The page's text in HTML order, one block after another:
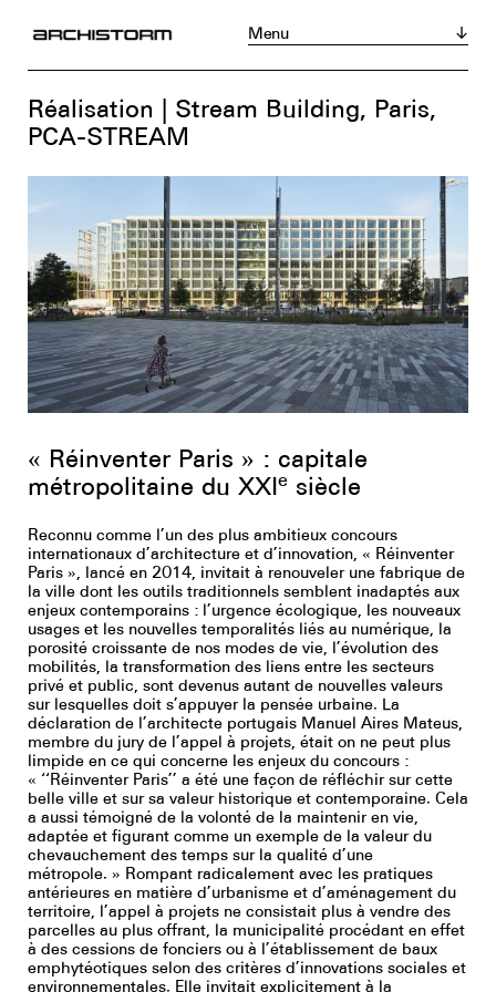
Menu
Actualités
Réalisations
Tribunes
Chroniques
Produits
Zoom sur...
Instagram LinkedIn
Youtube
Réalisation | Stream Building, Paris,
PCA-STREAM
« Réinventer Paris » : capitale
métropolitaine du XXIe siècle
Reconnu comme l’un des plus ambitieux concours
internationaux d’architecture et d’innovation, « Réinventer
Paris », lancé en 2014, invitait à renouveler une fabrique de
la ville dont les outils traditionnels semblent inadaptés aux
enjeux contemporains : l’urgence écologique, les nouveaux
usages et les nouvelles temporalités liés au numérique, la
porosité croissante de nos modes de vie, l’évolution des
mobilités, la transformation des liens entre les secteurs
privé et public, sont devenus autant de nouvelles valeurs
sur lesquelles doit s’appuyer la pensée urbaine. La
déclaration de l’architecte portugais Manuel Aires Mateus,
membre du jury de l’appel à projets, était on ne peut plus
limpide en ce qui concerne les enjeux du concours :
« ‘‘Réinventer Paris’’ a été une façon de réfléchir sur cette
belle ville et sur sa valeur historique et contemporaine. Cela
a aussi témoigné de la volonté de la maintenir en vie,
adaptée et figurant comme un exemple de la valeur du
chevauchement des temps sur la qualité d’une
métropole. » Rompant radicalement avec les pratiques
antérieures en matière d’urbanisme et d’aménagement du
territoire, l’appel à projets ne consistait plus à vendre des
parcelles au plus offrant, la municipalité procédant en effet
à des cessions de fonciers ou à l’établissement de baux
emphytéotiques selon des critères d’innovations sociales et
environnementales. Elle invitait explicitement à la